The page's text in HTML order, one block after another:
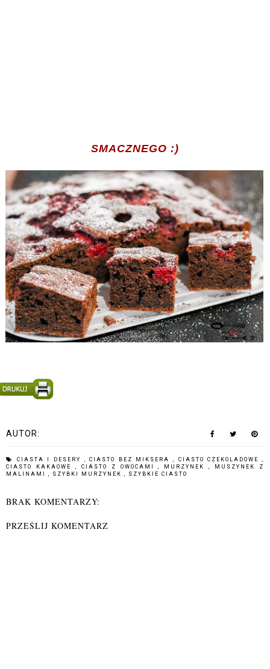
SMACZNEGO :)
AUTOR:
CIASTA I DESERY ,CIASTO BEZ MIKSERA, CIASTO CZEKOLADOWE,
CIASTO KAKAOWE , CIASTO Z OWOCAMI, MURZYNEK, MUSZYNEK Z
MALINAMI , SZYBKI MURZYNEK , SZYBKIE CIASTO
BRAK KOMENTARZY:
PRZEŚLIJ KOMENTARZ